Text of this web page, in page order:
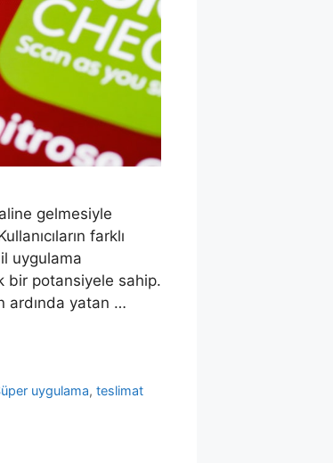
gelmesiyle
farklı
uygulama
bir potansiyele sahip.
ardında yatan …
uygulama,teslimat